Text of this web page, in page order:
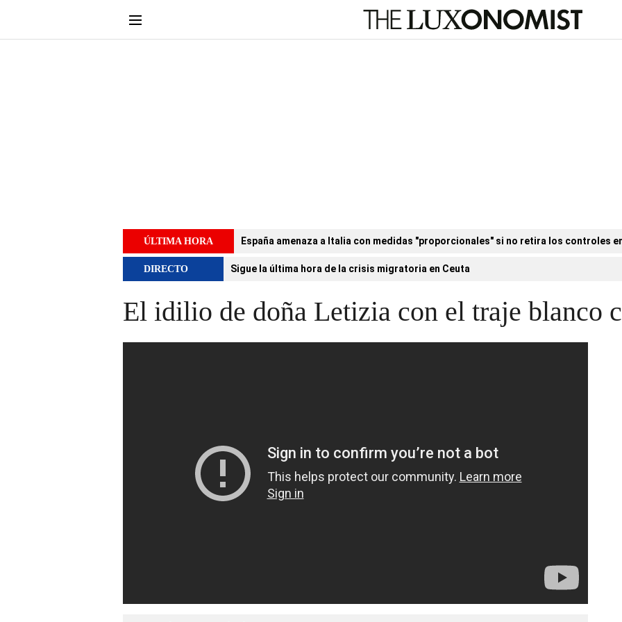
ÚLTIMA HORA España amenaza a Italia con medidas "proporcionales" si no retira los controles
DIRECTO Sigue la última hora de la crisis migratoria en Ceuta
El idilio de doña Letizia con el traje blanco